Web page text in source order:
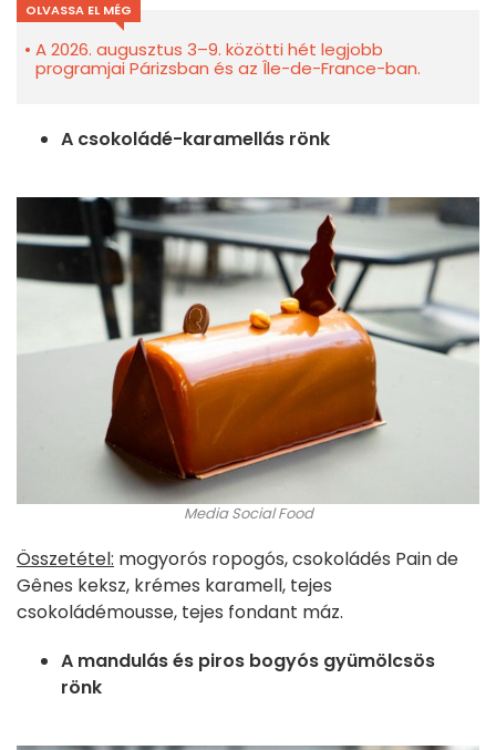
OLVASSA EL MÉG
A 2026. augusztus 3–9. közötti hét legjobb
programjai Párizsban és az Île-de-France-ban.
A csokoládé-karamellás rönk
Media Social Food
Összetétel: mogyorós ropogós, csokoládés Pain de
Gênes keksz, krémes karamell, tejes
csokoládémousse, tejes fondant máz.
A mandulás és piros bogyós gyümölcsös
rönk